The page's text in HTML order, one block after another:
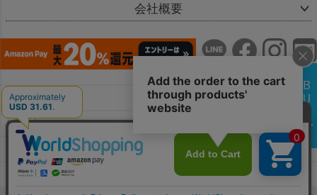
会社概要
会社概要
お問い合わせ
特定商取引法に基づく表示
個人情報の取扱